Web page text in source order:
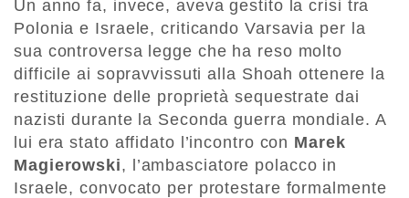
Un anno fa, invece, aveva gestito la crisi tra
Polonia e Israele, criticando Varsavia per la
sua controversa legge che ha reso molto
difficile ai sopravvissuti alla Shoah ottenere la
restituzione delle proprietà sequestrate dai
nazisti durante la Seconda guerra mondiale. A
lui era stato affidato l’incontro con Marek
Magierowski, l’ambasciatore polacco in
Israele, convocato per protestare formalmente